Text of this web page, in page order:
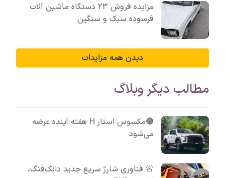
مزایده فروش 23 دستگاه ماشین آلات
فرسوده سبک و سنگین
دیدن همه مزایدات
مطالب دیگر وبلاگ
🔴مکسوس استار H هفته آینده عرضه
می‌شود
🚨 فناوری شارژ سریع جدید دانگ‌فنگ،